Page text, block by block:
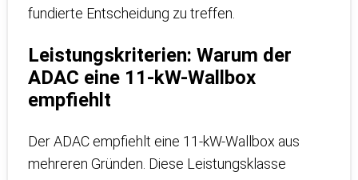
fundierte Entscheidung zu treffen.
Leistungskriterien: Warum der
ADAC eine 11-kW-Wallbox
empfiehlt
Der ADAC empfiehlt eine 11-kW-Wallbox aus
mehreren Gründen. Diese Leistungsklasse